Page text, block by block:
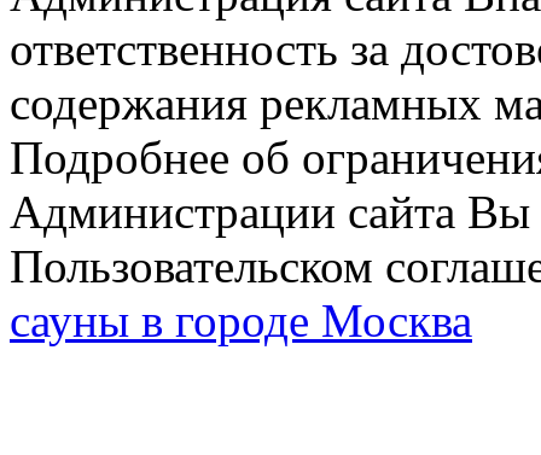
ответственность за
содержания рекламных
Подробнее об
Администрации сайта Вы
Пользовательском
сауны в городе Москва